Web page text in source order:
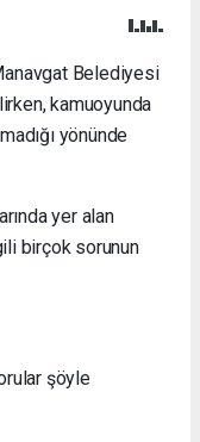
Belediyesi
kamuoyunda
yönünde
yer alan
birçok sorunun
şöyle